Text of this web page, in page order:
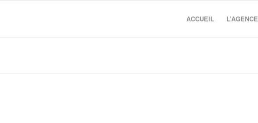
ACCUEIL L’AGENCE